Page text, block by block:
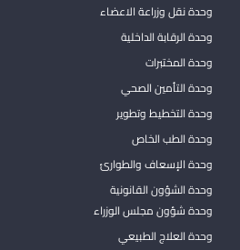
وحدة نقل وزراعة الاعضاء
وحدة الرقابة الداخلية
وحدة المختبرات
وحدة التأمين الصحي
وحدة التخطيط وتطوير
وحدة الطب الخاص
وحدة الإسعاف والطوارئ
وحدة الشؤون القانونية
وحدة شؤون مجلس الوزراء
وحدة العلاج الطبيعي